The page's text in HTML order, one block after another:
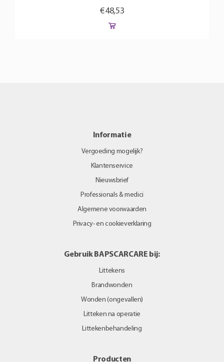
€48,53
Informatie
Vergoeding mogelijk?
Klantenservice
Nieuwsbrief
Professionals & medici
Algemene voorwaarden
Privacy- en cookieverklaring
Gebruik BAPSCARCARE bij:
Littekens
Brandwonden
Wonden (ongevallen)
Litteken na operatie
Littekenbehandeling
Producten